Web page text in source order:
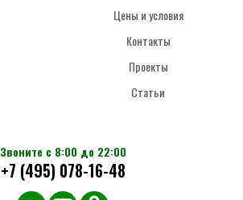
Цены и условия
Контакты
Проекты
Статьи
Звоните с 8:00 до 22:00
+7 (495) 078-16-48